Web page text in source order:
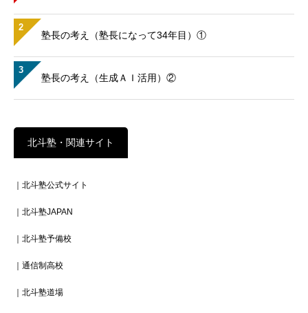
2
塾長の考え（塾長になって34年目）①
3
塾長の考え（生成ＡＩ活用）②
北斗塾・関連サイト
｜北斗塾公式サイト
｜北斗塾JAPAN
｜北斗塾予備校
｜通信制高校
｜北斗塾道場